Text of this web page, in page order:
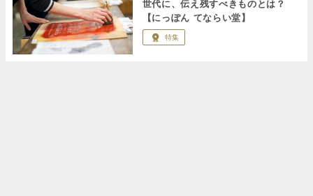
世代に、伝え残すべきものとは？
【にっぽん てならい堂】
特集